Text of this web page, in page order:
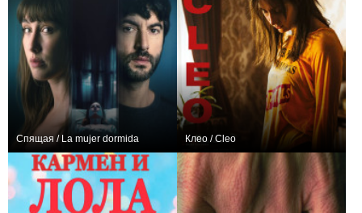
Спящая / La mujer dormida Клео / Cleo